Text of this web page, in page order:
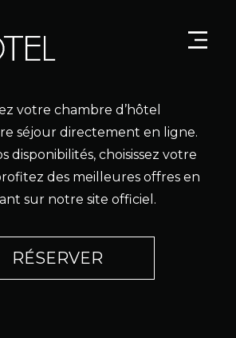
votre chambre d’hôtel
séjour directement en ligne.
disponibilités, choisissez votre
des meilleures offres en
sur notre site officiel.
RÉSERVER